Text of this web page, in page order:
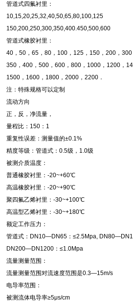
管道式四氟衬里：
10,15,20,25,32,40,50,65,80,100,125
150,200,250,300,350,400.450,500,600
管道式橡胶衬里：
40，50，65，80，100，125，150，200，300
350，400，500，600，800，1000，1200，
1500，1600，1800，2000，2200．
注：特殊规格可以定制
流动方向
正，反，净流量，
量程比：150：1
重复性误差：测量值的±0.1%
精度等级：管道式：0.5级，1.0级
被测介质温度：
普通橡胶衬里：-20~+60℃
高温橡胶衬里：-20~+90℃
聚四氟乙烯衬里：-30~+100℃
高温型乙烯衬里：-30~+180℃
额定工作压力：
管道式：DN10—DN65：≤2.5Mpa,
DN200—DN1200：≤1.0Mpa
流量测量范围：
流量测量范围对流速度范围是0.3—15m/s
电导率范围：
被测流体电导率≥5μs/cm